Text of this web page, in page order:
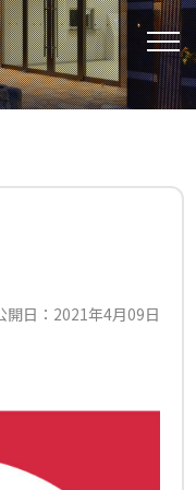
開日：2021年4月09日